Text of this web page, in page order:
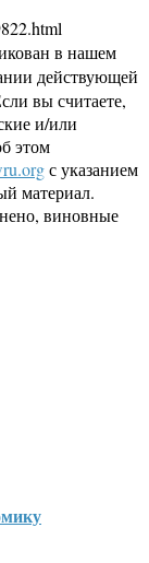
в нашем
действующей
вы считаете,
и/или
этом
с указанием
материал.
виновные